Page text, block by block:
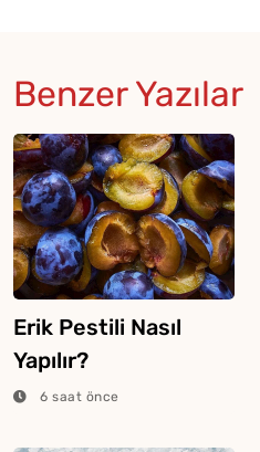
Benzer Yazılar
Erik Pestili Nasıl
Yapılır?
6 saat önce